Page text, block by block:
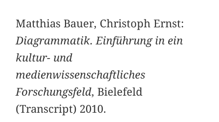
Matthias Bauer, Christoph Ernst:
Diagrammatik. Einführung in ein
kultur- und
medienwissenschaftliches
Forschungsfeld, Bielefeld
(Transcript) 2010.